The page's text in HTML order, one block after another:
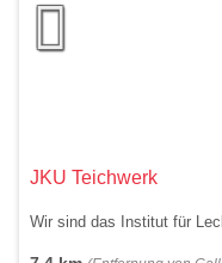
JKU Teichwerk
Wir sind das Institut für